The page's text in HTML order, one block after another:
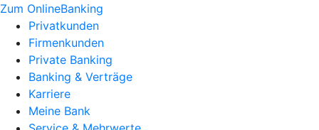
Zum OnlineBanking
Privatkunden
Firmenkunden
Private Banking
Banking & Verträge
Karriere
Meine Bank